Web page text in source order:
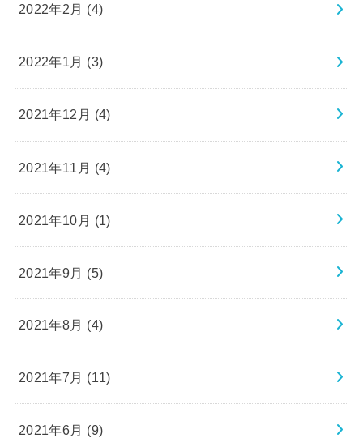
2022年2月 (4)
2022年1月 (3)
2021年12月 (4)
2021年11月 (4)
2021年10月 (1)
2021年9月 (5)
2021年8月 (4)
2021年7月 (11)
2021年6月 (9)